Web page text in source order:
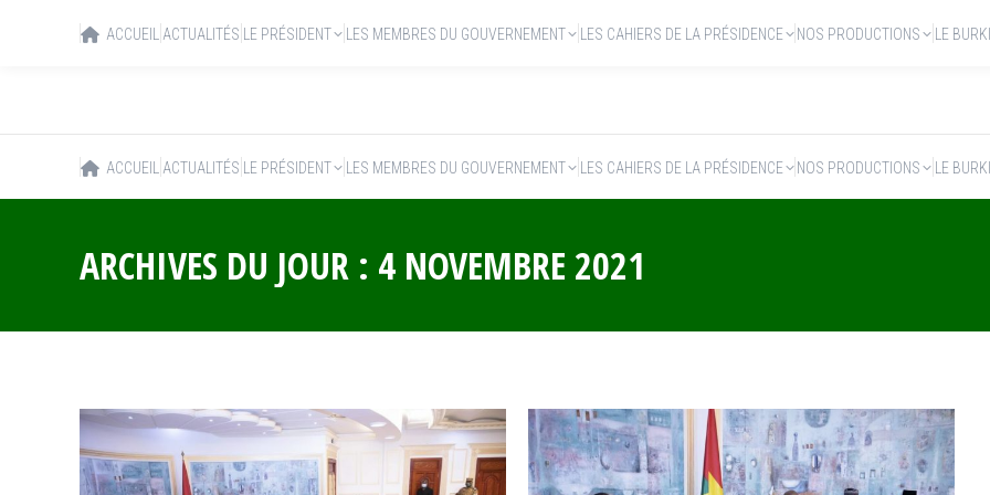
ACCUEIL ACTUALITÉS LE PRÉSIDENT LES MEMBRES DU GOUVERNEMENT LES CAHIERS DE LA PRÉSIDENCE NOS PRODUCTIONS LE
ARCHIVES DU JOUR : 4 NOVEMBRE 2021
ACCUEIL ACTUALITÉS LE PRÉSIDENT LES MEMBRES DU GOUVERNEMENT LES CAHIERS DE LA PRÉSIDENCE NOS PRODUCTIONS LE